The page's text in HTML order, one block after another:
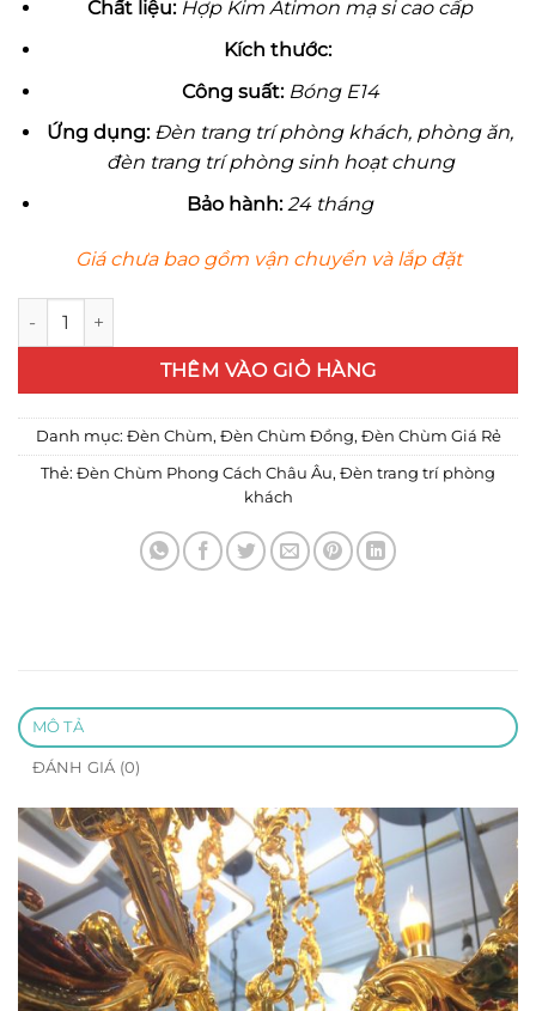
Chất liệu: Hợp Kim Atimon mạ si cao cấp
Kích thước:
Công suất: Bóng E14
Ứng dụng: Đèn trang trí phòng khách, phòng ăn,
đèn trang trí phòng sinh hoạt chung
Bảo hành: 24 tháng
Giá chưa bao gồm vận chuyển và lắp đặt
Đèn chùm Châu Âu GA15/15tay số lượng
THÊM VÀO GIỎ HÀNG
Danh mục: Đèn Chùm, Đèn Chùm Đồng, Đèn Chùm Giá Rẻ
Thẻ: Đèn Chùm Phong Cách Châu Âu, Đèn trang trí phòng
khách
MÔ TẢ
ĐÁNH GIÁ (0)